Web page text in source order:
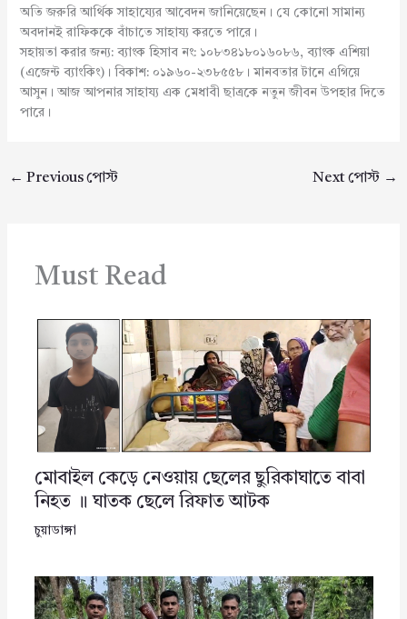
অতি জরুরি আর্থিক সাহায্যের আবেদন জানিয়েছেন। যে কোনো সামান্য
অবদানই রাফিককে বাঁচাতে সাহায্য করতে পারে।
সহায়তা করার জন্য: ব্যাংক হিসাব নং: ১০৮৩৪১৮০১৬০৮৬, ব্যাংক এশিয়া
(এজেন্ট ব্যাংকিং)। বিকাশ: ০১৯৬০-২৩৮৫৫৮। মানবতার টানে এগিয়ে
আসুন। আজ আপনার সাহায্য এক মেধাবী ছাত্রকে নতুন জীবন উপহার দিতে
পারে।
← Previous পোস্ট Next পোস্ট →
Must Read
মোবাইল কেড়ে নেওয়ায় ছেলের ছুরিকাঘাতে বাবা
নিহত ॥ ঘাতক ছেলে রিফাত আটক
চুয়াডাঙ্গা